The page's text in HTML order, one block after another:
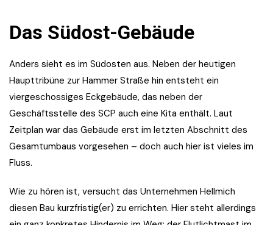
Das Südost-Gebäude
Anders sieht es im Südosten aus. Neben der heutigen
Haupttribüne zur Hammer Straße hin entsteht ein
viergeschossiges Eckgebäude, das neben der
Geschäftsstelle des SCP auch eine Kita enthält. Laut
Zeitplan war das Gebäude erst im letzten Abschnitt des
Gesamtumbaus vorgesehen – doch auch hier ist vieles im
Fluss.
Wie zu hören ist, versucht das Unternehmen Hellmich
diesen Bau kurzfristig(er) zu errichten. Hier steht allerdings